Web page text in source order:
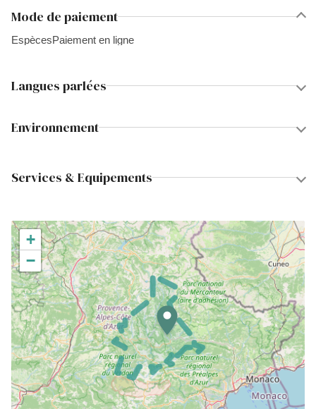
Mode de paiement
EspècesPaiement en ligne
Langues parlées
Environnement
Services & Equipements
+
−